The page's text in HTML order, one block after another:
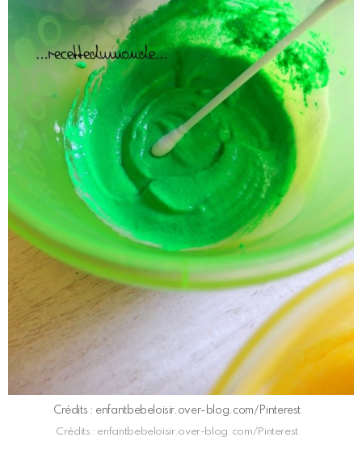
Crédits : enfantbebeloisir.over-blog.com/Pinterest
Crédits : enfantbebeloisir.over-blog.com/Pinterest